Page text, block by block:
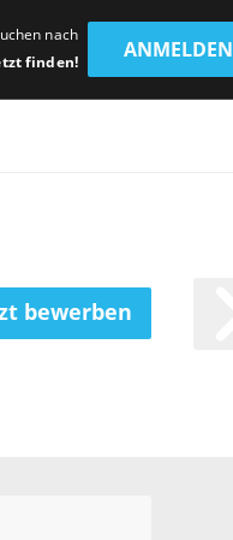
nach
finden!
ANMELDEN
bewerben